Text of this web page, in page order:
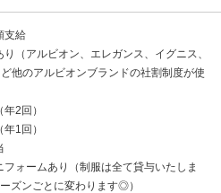
支給
（アルビオン、エレガンス、イグニス、
他のアルビオンブランドの社割制度が使
2回）
1回）
ォームあり（制服は全て貸与いたしま
ズンごとに変わります◎）